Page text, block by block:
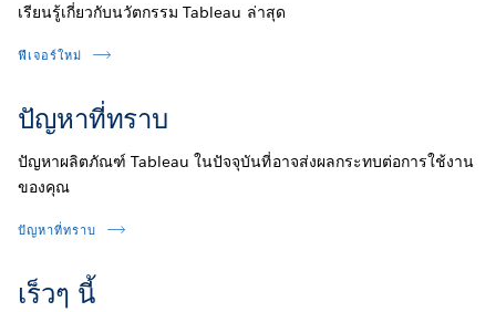
เรียนรู้เกี่ยวกับนวัตกรรม Tableau ล่าสุด
ฟีเจอร์ใหม่
ปัญหาที่ทราบ
ปัญหาผลิตภัณฑ์ Tableau ในปัจจุบันที่อาจส่งผลกระทบต่อการใช้งาน
ของคุณ
ปัญหาที่ทราบ
เร็วๆ นี้